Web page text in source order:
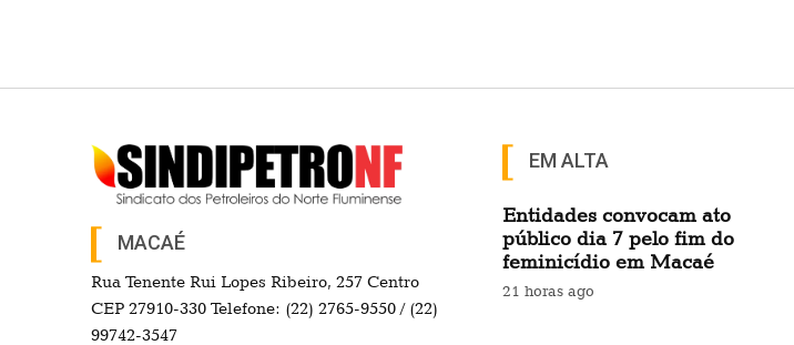
MACAÉ
Rua Tenente Rui Lopes Ribeiro, 257 Centro
CEP 27910-330 Telefone: (22) 2765-9550 / (22)
99742-3547
EM ALTA
Entidades convocam ato
público dia 7 pelo fim do
feminicídio em Macaé
21 horas ago